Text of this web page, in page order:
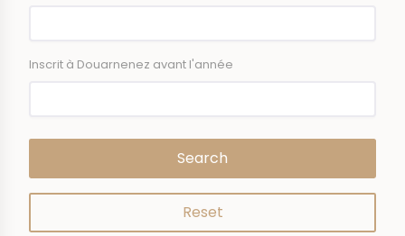
Inscrit à Douarnenez avant l'année